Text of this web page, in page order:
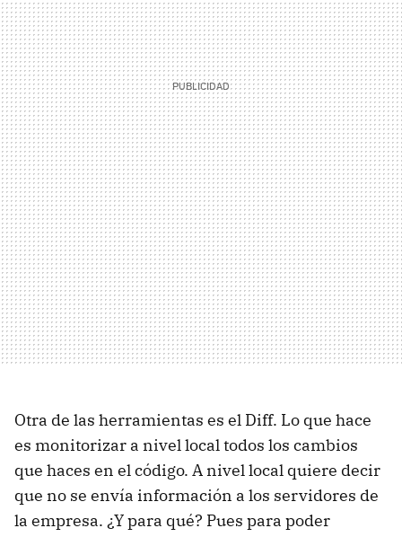
Otra de las herramientas es el Diff. Lo que hace
es monitorizar a nivel local todos los cambios
que haces en el código. A nivel local quiere decir
que no se envía información a los servidores de
la empresa. ¿Y para qué? Pues para poder